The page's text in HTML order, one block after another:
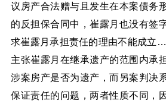
议房产合法赠与且发生在本案债务
的反担保合同中，崔露月也没有签
求崔露月承担责任的理由不能成立
主张崔露月在继承遗产的范围内承
涉案房产是否为遗产，而另案判决
保证责任的问题，两者性质不同，